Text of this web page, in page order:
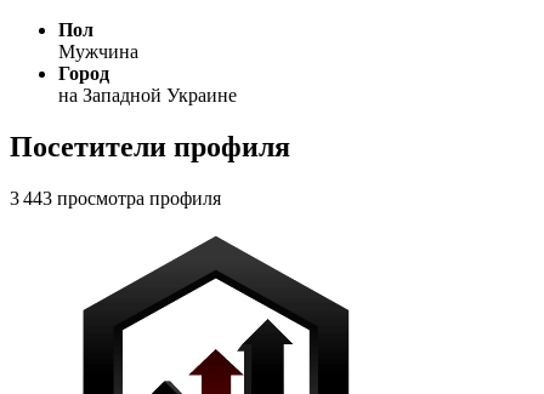
Пол
Мужчина
Город
на Западной Украине
Посетители профиля
3 443 просмотра профиля